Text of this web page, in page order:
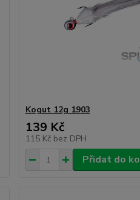
Kogut 12g 1903
139 Kč
115 Kč bez DPH
Přidat do